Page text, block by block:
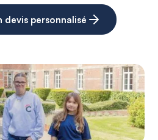
devis personnalisé